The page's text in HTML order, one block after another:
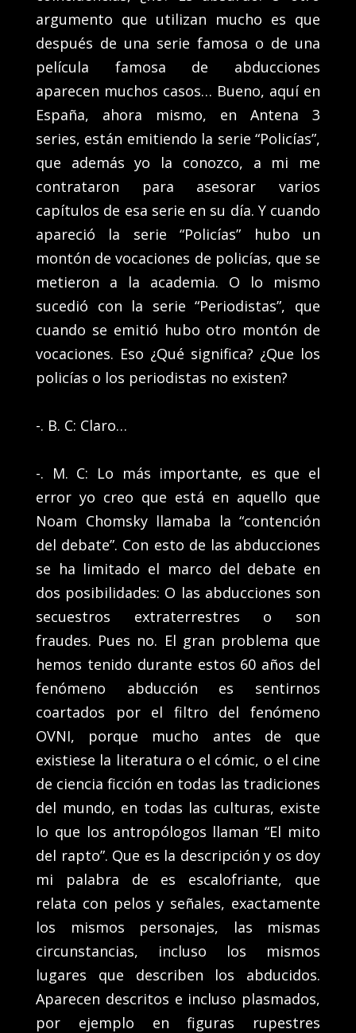
argumento que utilizan mucho es que
después de una serie famosa o de una
película famosa de abducciones
aparecen muchos casos… Bueno, aquí en
España, ahora mismo, en Antena 3
series, están emitiendo la serie “Policías”,
que además yo la conozco, a mi me
contrataron para asesorar varios
capítulos de esa serie en su día. Y cuando
apareció la serie “Policías” hubo un
montón de vocaciones de policías, que se
metieron a la academia. O lo mismo
sucedió con la serie “Periodistas”, que
cuando se emitió hubo otro montón de
vocaciones. Eso ¿Qué significa? ¿Que los
policías o los periodistas no existen?
-. B. C: Claro…
-. M. C: Lo más importante, es que el
error yo creo que está en aquello que
Noam Chomsky llamaba la “contención
del debate”. Con esto de las abducciones
se ha limitado el marco del debate en
dos posibilidades: O las abducciones son
secuestros extraterrestres o son
fraudes. Pues no. El gran problema que
hemos tenido durante estos 60 años del
fenómeno abducción es sentirnos
coartados por el filtro del fenómeno
OVNI, porque mucho antes de que
existiese la literatura o el cómic, o el cine
de ciencia ficción en todas las tradiciones
del mundo, en todas las culturas, existe
lo que los antropólogos llaman “El mito
del rapto”. Que es la descripción y os doy
mi palabra de es escalofriante, que
relata con pelos y señales, exactamente
los mismos personajes, las mismas
circunstancias, incluso los mismos
lugares que describen los abducidos.
Aparecen descritos e incluso plasmados,
por ejemplo en figuras rupestres